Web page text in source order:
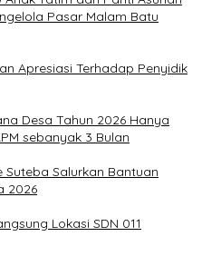
Pasar Malam Batu
Apresiasi Terhadap Penyidik
Desa Tahun 2026 Hanya
sebanyak 3 Bulan
Salurkan Bantuan
2026
Lokasi SDN 011